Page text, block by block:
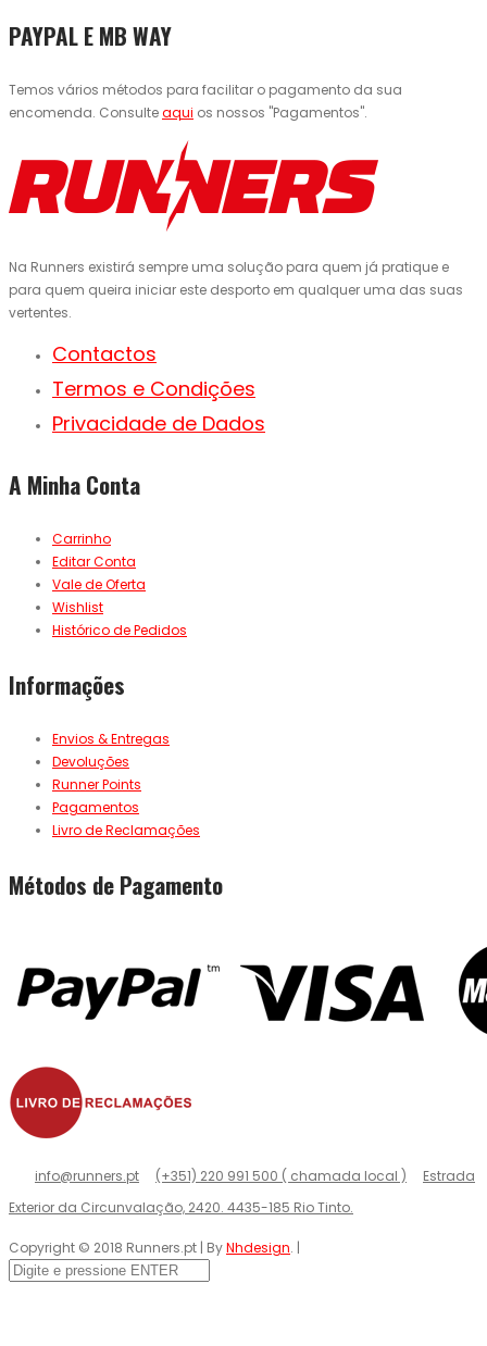
PAYPAL E MB WAY
Temos vários métodos para facilitar o pagamento da sua
encomenda. Consulteaqui os nossos "Pagamentos".
Na Runners existirá sempre uma solução para quem já pratique e
para quem queira iniciar este desporto em qualquer uma das suas
vertentes.
Contactos
Termos e Condições
Privacidade de Dados
A Minha Conta
Carrinho
Editar Conta
Vale de Oferta
Wishlist
Histórico de Pedidos
Informações
Envios & Entregas
Devoluções
Runner Points
Pagamentos
Livro de Reclamações
Métodos de Pagamento
info@runners.pt (+351) 220 991 500 ( chamada local )
Estrada
Exterior da Circunvalação, 2420. 4435-185 Rio Tinto.
Copyright © 2018 Runners.pt | ByNhdesign. |